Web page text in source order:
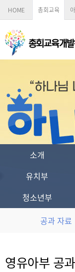
HOME 총회교육
소개
유치부
청소년부
공과 자료
영유아부 공